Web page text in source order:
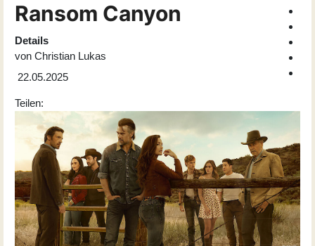
Ransom Canyon
Details
von Christian Lukas
22.05.2025
Teilen: